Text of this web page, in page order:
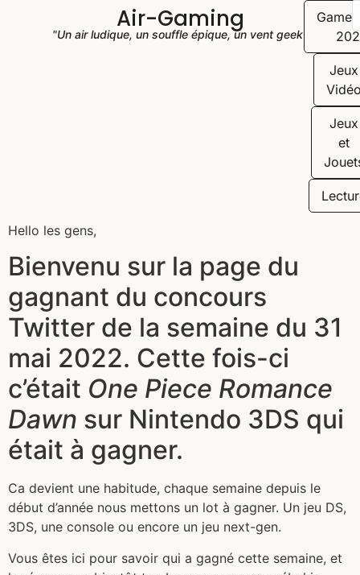
Air-Gaming
"Un air ludique, un souffle épique, un vent geek"
Jeux
Jeux
et
Hello les gens,
Bienvenu sur la page du
gagnant du concours
Twitter de la semaine du 31
mai 2022. Cette fois-ci
c’était One Piece Romance
Dawn sur Nintendo 3DS qui
était à gagner.
Ca devient une habitude, chaque semaine depuis le
début d’année nous mettons un lot à gagner. Un jeu DS,
3DS, une console ou encore un jeu next-gen.
Vous êtes ici pour savoir qui a gagné cette semaine, et